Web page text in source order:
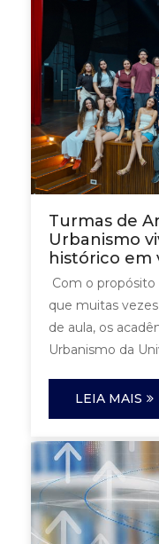
Turmas de
Urbanismo
histórico em
Com o
que muitas
de aula, os
Urbanismo da
LEIA MAIS